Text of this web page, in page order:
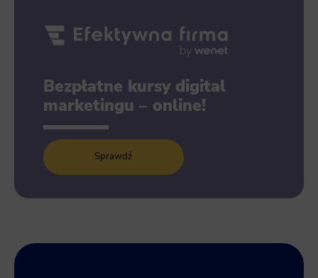
Bezpłatne kursy digital
marketingu – online!
Sprawdź